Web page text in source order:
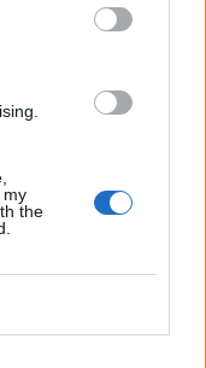
my
the
Ισπανία